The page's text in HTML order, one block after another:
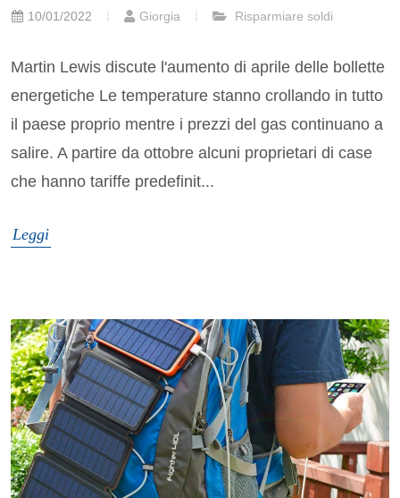
10/01/2022 Giorgia Risparmiare soldi
Martin Lewis discute l'aumento di aprile delle bollette
energetiche Le temperature stanno crollando in tutto
il paese proprio mentre i prezzi del gas continuano a
salire. A partire da ottobre alcuni proprietari di case
che hanno tariffe predefinit...
Leggi